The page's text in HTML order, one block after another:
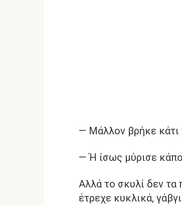
— Μάλλον βρήκε κάτι
— Ή ίσως μύρισε
Αλλά το σκυλί δεν τα
έτρεχε κυκλικά,